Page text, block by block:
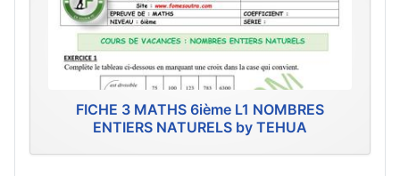
FICHE 3 MATHS 6ième L1 NOMBRES
ENTIERS NATURELS by TEHUA